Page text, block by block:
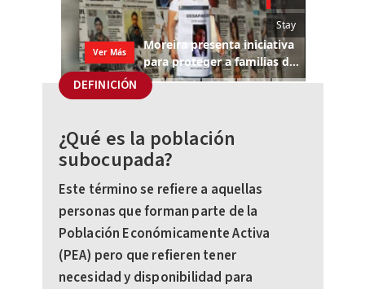
DEFINICIÓN
¿Qué es la población
subocupada?
Este término se refiere a aquellas
personas que forman parte de la
Población Económicamente Activa
(PEA) pero que refieren tener
necesidad y disponibilidad para